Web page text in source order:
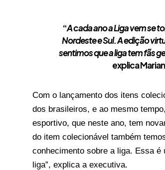
“A cada ano a Liga vem se
Nordeste e Sul. A edição
sentimos que a liga tem fãs
explica
Com o lançamento dos itens
dos brasileiros, e ao mesmo
esportivo, que neste ano, tem
do item colecionável também
conhecimento sobre a liga. Essa
liga”, explica a executiva.